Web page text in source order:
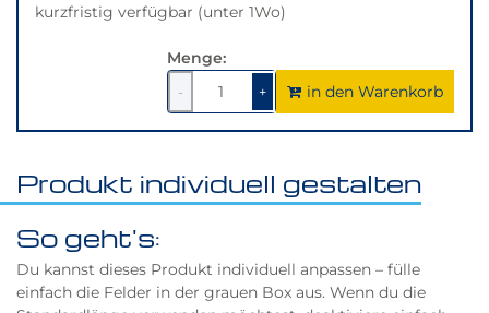
kurzfristig verfügbar (unter 1Wo)
Menge:
-
1
verringern
+1um
1
erhöhen
in den Warenkorb
Produkt individuell gestalten
So geht's:
Du kannst dieses Produkt individuell anpassen – fülle
einfach die Felder in der grauen Box aus. Wenn du die